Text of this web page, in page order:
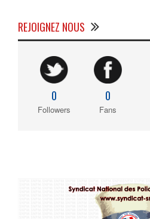
REJOIGNEZ NOUS
0
Followers
0
Fans